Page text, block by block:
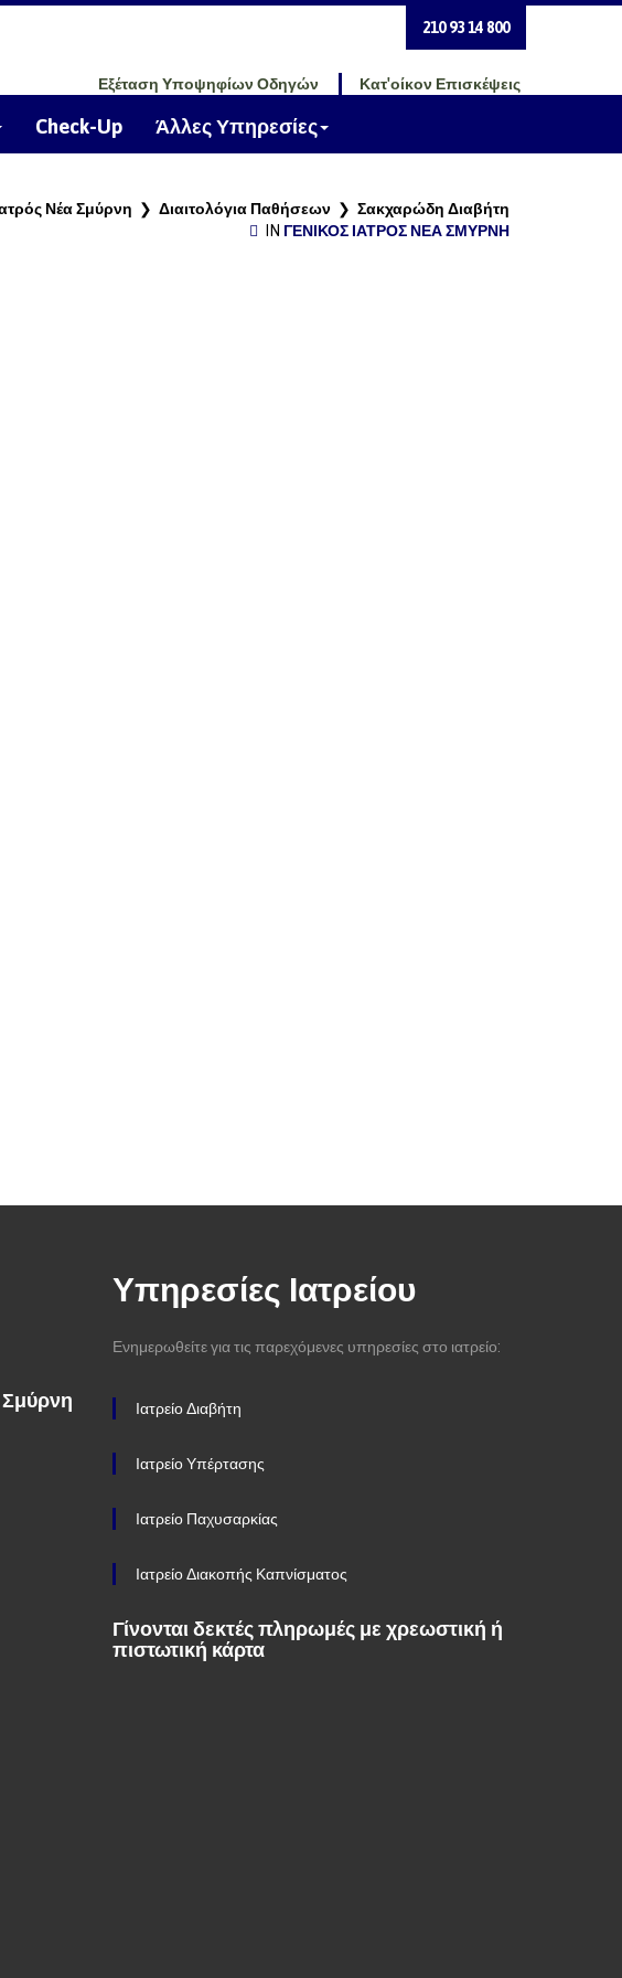
210 93 14 800
Εξέταση Υποψηφίων Οδηγών Κατ'οίκον Επισκέψεις
Check-Up Άλλες Υπηρεσίες
Νέα Σμύρνη ❯ Διαιτολόγια Παθήσεων ❯ Σακχαρώδη Διαβήτη
IN ΓΕΝΙΚΌΣ ΙΑΤΡΌΣ ΝΈΑ ΣΜΎΡΝΗ
Σμύρνη
Υπηρεσίες Ιατρείου
Ενημερωθείτε για τις παρεχόμενες υπηρεσίες στο ιατρείο:
Ιατρείο Διαβήτη
Ιατρείο Υπέρτασης
Ιατρείο Παχυσαρκίας
Ιατρείο Διακοπής Καπνίσματος
Γίνονται δεκτές πληρωμές με χρεωστική ή
πιστωτική κάρτα